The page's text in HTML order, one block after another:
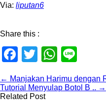
Via: liputan6
Share this :
Facebook
Twitter
← Manjakan Harimu dengan
Tutorial Menyulap Botol B .. →
Related Post